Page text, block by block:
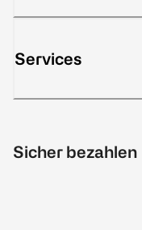
Services
Sicher bezahlen